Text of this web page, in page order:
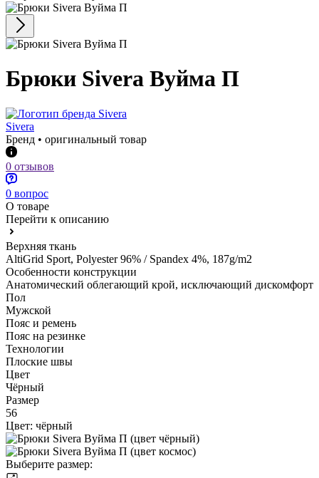
Брюки Sivera Вуйма П
Sivera
Бренд • оригинальный товар
0 отзывов
0 вопрос
О товаре
Перейти к описанию
Верхняя ткань
AltiGrid Sport, Polyester 96% / Spandex 4%, 187g/m2
Особенности конструкции
Анатомический облегающий крой, исключающий дискомфорт
Пол
Мужской
Пояс и ремень
Пояс на резинке
Технологии
Плоские швы
Цвет
Чёрный
Размер
56
Цвет: чёрный
Выберите размер: